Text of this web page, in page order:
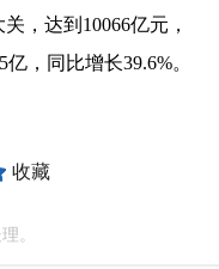
，达到10066亿元，
，同比增长39.6%。
收藏
。